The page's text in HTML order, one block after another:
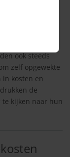
Zelfs met
ook steeds
zelf opgewekte
kosten en
de
te kijken naar hun